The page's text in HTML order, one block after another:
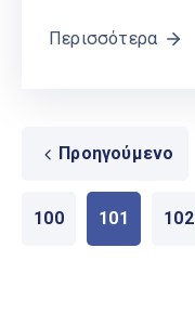
Περισσότερα
Προηγούμενο
100 101 102